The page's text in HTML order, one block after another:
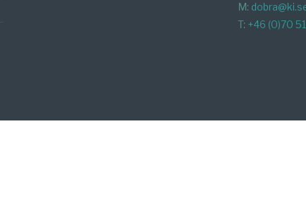
M:
T: +46 (0)70